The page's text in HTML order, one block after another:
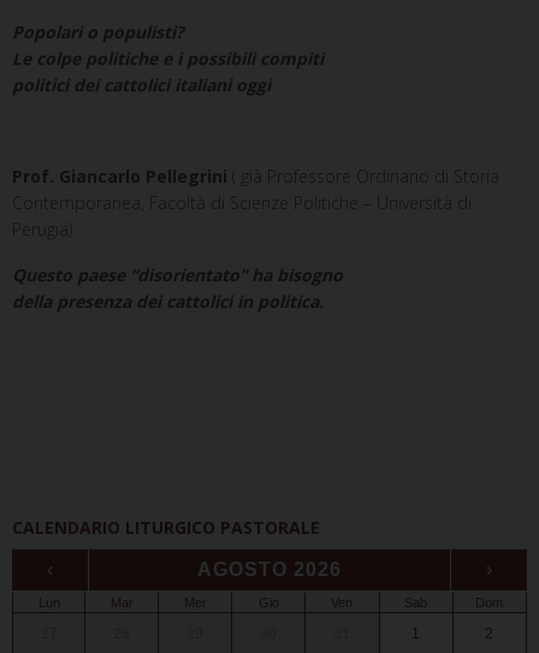
Popolari o populisti?
Le colpe politiche e i possibili compiti
politici dei cattolici italiani oggi
Prof. Giancarlo Pellegrini ( già Professore Ordinario di Storia
Contemporanea, Facoltà di Scienze Politiche – Università di
Perugia)
Questo paese “disorientato” ha bisogno
della presenza dei cattolici in politica.
CALENDARIO LITURGICO PASTORALE
‹ AGOSTO 2026 ›
Lun Mar Mer Gio Ven Sab Dom
1 2